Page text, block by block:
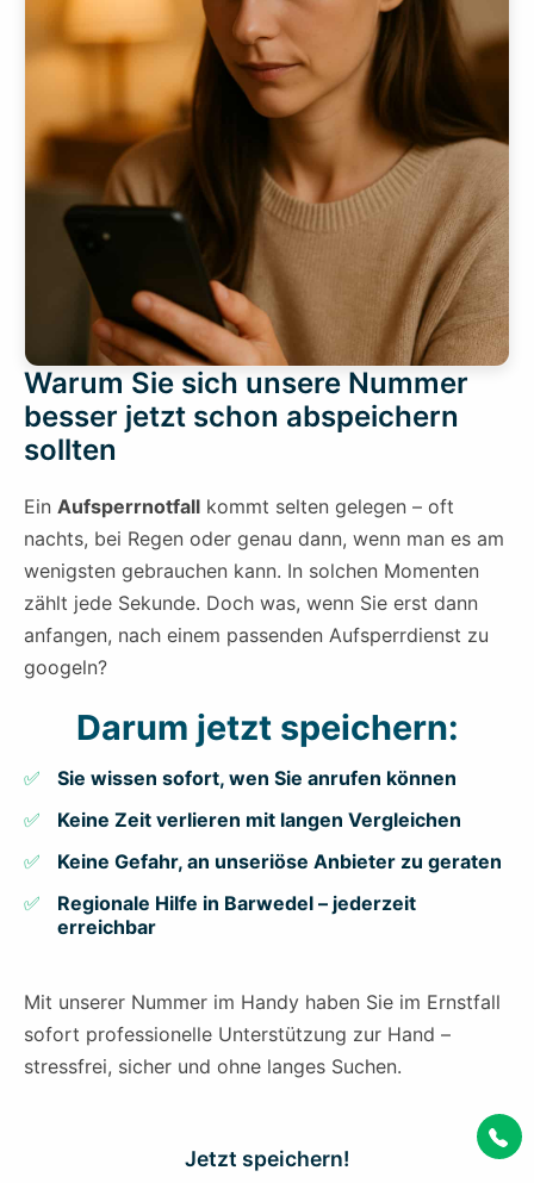
Warum Sie sich unsere Nummer
besser jetzt schon abspeichern
sollten
Ein Aufsperrnotfall kommt selten gelegen – oft
nachts, bei Regen oder genau dann, wenn man es am
wenigsten gebrauchen kann. In solchen Momenten
zählt jede Sekunde. Doch was, wenn Sie erst dann
anfangen, nach einem passenden Aufsperrdienst zu
googeln?
Darum jetzt speichern:
Sie wissen sofort, wen Sie anrufen können
Keine Zeit verlieren mit langen Vergleichen
Keine Gefahr, an unseriöse Anbieter zu geraten
Regionale Hilfe in Barwedel – jederzeit
erreichbar
Mit unserer Nummer im Handy haben Sie im Ernstfall
sofort professionelle Unterstützung zur Hand –
stressfrei, sicher und ohne langes Suchen.
Jetzt speichern!